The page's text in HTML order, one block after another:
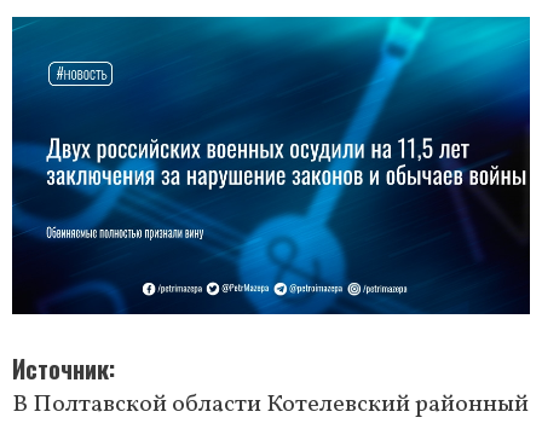
Источник
В Полтавской области Котелевский районный